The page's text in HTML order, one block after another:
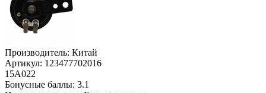
Производитель: Китай
Артикул: 123477702016
15А022
Бонусные баллы: 3.1